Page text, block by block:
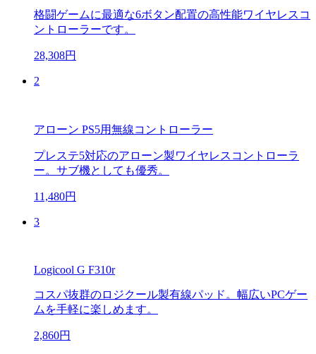
格闘ゲームに最適な6ボタン配置の高性能ワイヤレスコ
ントローラーです。
28,308円
2
アローン PS5用無線コントローラー
プレステ5対応のアローン製ワイヤレスコントローラ
ー。サブ機としても優秀。
11,480円
3
Logicool G F310r
コスパ抜群のロジクール製有線パッド。幅広いPCゲー
ムを手軽に楽しめます。
2,860円